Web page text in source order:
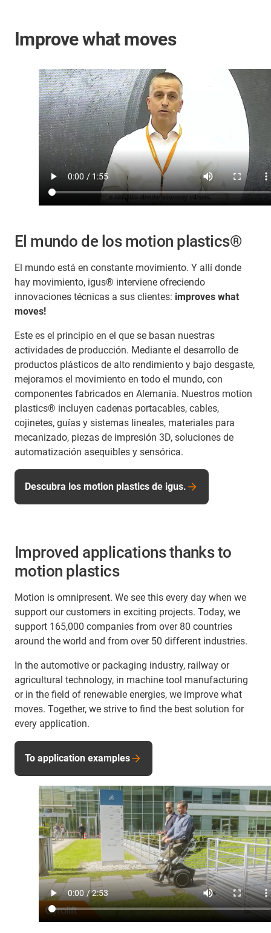
Improve what moves
El mundo de los motion plastics®
El mundo está en constante movimiento. Y allí donde
hay movimiento, igus® interviene ofreciendo
innovaciones técnicas a sus clientes: improves what
moves!
Este es el principio en el que se basan nuestras
actividades de producción. Mediante el desarrollo de
productos plásticos de alto rendimiento y bajo desgaste,
mejoramos el movimiento en todo el mundo, con
componentes fabricados en Alemania. Nuestros motion
plastics® incluyen cadenas portacables, cables,
cojinetes, guías y sistemas lineales, materiales para
mecanizado, piezas de impresión 3D, soluciones de
automatización asequibles y sensórica.
Descubra los motion plastics de igus.
Improved applications thanks to
motion plastics
Motion is omnipresent. We see this every day when we
support our customers in exciting projects. Today, we
support 165,000 companies from over 80 countries
around the world and from over 50 different industries.
In the automotive or packaging industry, railway or
agricultural technology, in machine tool manufacturing
or in the field of renewable energies, we improve what
moves. Together, we strive to find the best solution for
every application.
To application examples